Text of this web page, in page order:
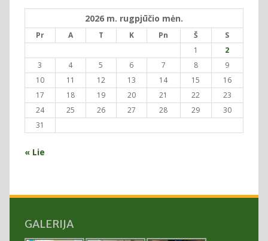
2026 m. rugpjūčio mėn.
Pr A T K Pn Š
S
1
2
3
4 5 6 7 8
9
10
11 12 13 14 15
16
17
18 19 20 21 22
23
24
25 26 27 28 29
30
31
« Lie
GALERIJA